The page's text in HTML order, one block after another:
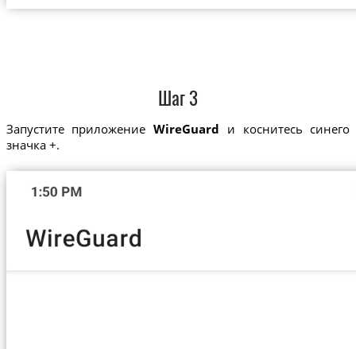
Шаг 3
Запустите приложениеWireGuard и коснитесь синего
значка +.